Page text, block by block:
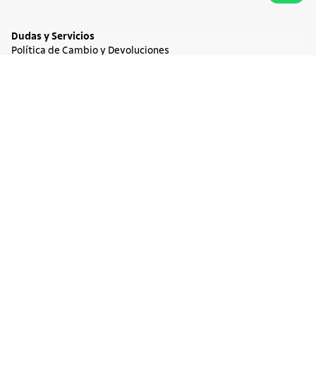
Dudas y Servicios
Política de Cambio y Devoluciones